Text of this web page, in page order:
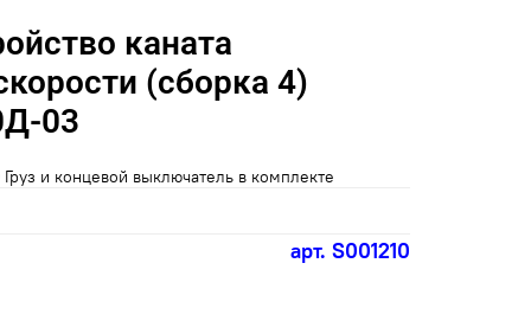
арт. S001210
каната
(сборка 4)
03
и концевой выключатель в комплекте